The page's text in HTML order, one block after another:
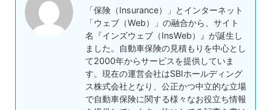
「保険（Insurance）」とインターネット
「ウェブ（Web）」の融合から、サイト
名『インズウェブ（InsWeb）』が誕生し
ました。自動車保険の見積もりを中心とし
て2000年からサービスを提供していま
す。現在の運営会社はSBIホールディング
ス株式会社となり、公正かつ中立的な立場
で自動車保険に関する様々なお役立ち情報